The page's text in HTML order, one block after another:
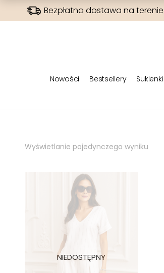
Bezpłatna dostawa na terenie
Nowości Bestsellery
Wyświetlanie pojedynczego wyniku